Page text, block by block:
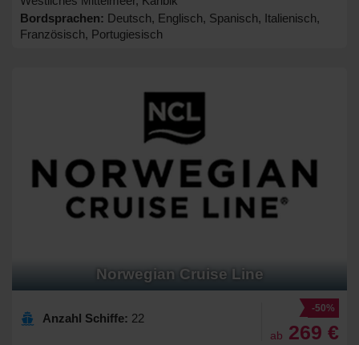
Bordsprachen: Deutsch, Englisch, Spanisch, Italienisch,
Französisch, Portugiesisch
Norwegian Cruise Line
Anzahl Schiffe: 22
-50%
ab 269 €